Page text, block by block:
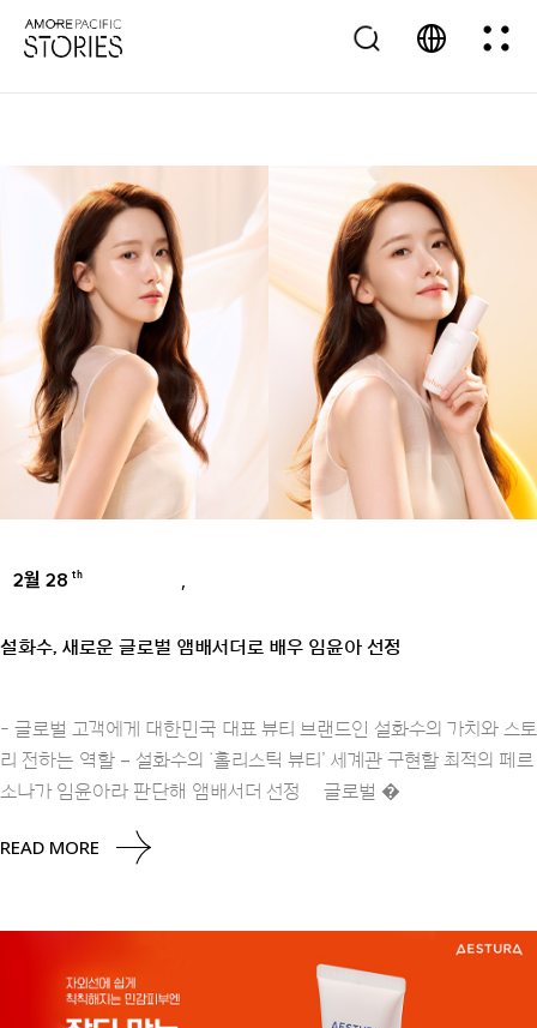
2월 28 th ,
설화수, 새로운 글로벌 앰배서더로 배우 임윤아 선정
- 글로벌 고객에게 대한민국 대표 뷰티 브랜드인 설화수의 가치와 스토
리 전하는 역할 – 설화수의 ‘홀리스틱 뷰티’ 세계관 구현할 최적의 페르
소나가 임윤아라 판단해 앰배서더 선정 글로벌 �
READ MORE